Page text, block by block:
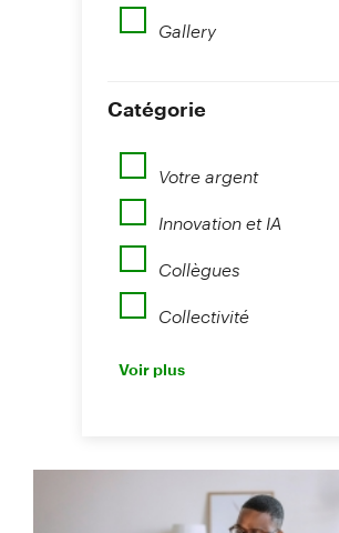
Gallery
Catégorie
Votre argent
Innovation et IA
Collègues
Collectivité
Perspectives
Voir plus